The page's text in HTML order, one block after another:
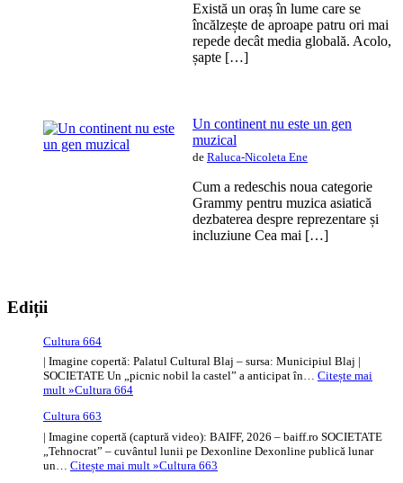
Există un oraș în lume care se
încălzește de aproape patru ori mai
repede decât media globală. Acolo,
șapte […]
Un continent nu este un gen
muzical
de Raluca-Nicoleta Ene
Cum a redeschis noua categorie
Grammy pentru muzica asiatică
dezbaterea despre reprezentare și
incluziune Cea mai […]
Ediții
Cultura 664
| Imagine copertă: Palatul Cultural Blaj – sursa: Municipiul Blaj |
SOCIETATE Un „picnic nobil la castel” a anticipat în… Citește mai
mult »Cultura 664
Cultura 663
| Imagine copertă (captură video): BAIFF, 2026 – baiff.ro SOCIETATE
„Tehnocrat” – cuvântul lunii pe Dexonline Dexonline publică lunar
un… Citește mai mult »Cultura 663